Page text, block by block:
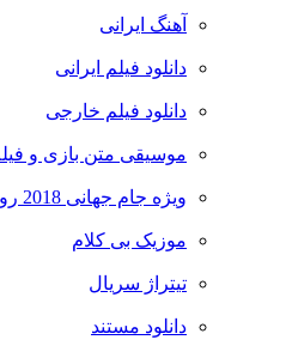
آهنگ ایرانی
دانلود فیلم ایرانی
دانلود فیلم خارجی
موسیقی متن بازی و فیلم
ویژه جام جهانی 2018 روسیه
موزیک بی کلام
تیتراژ سریال
دانلود مستند